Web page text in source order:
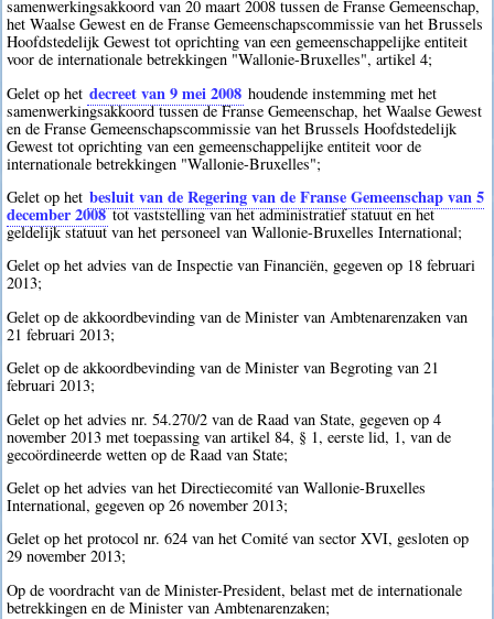
samenwerkingsakkoord van 20 maart 2008 tussen de Franse Gemeenschap,
het Waalse Gewest en de Franse Gemeenschapscommissie van het Brussels
Hoofdstedelijk Gewest tot oprichting van een gemeenschappelijke entiteit
voor de internationale betrekkingen "Wallonie-Bruxelles", artikel 4;
Gelet op het decreet van 9 mei 2008 houdende instemming met het
samenwerkingsakkoord tussen de Franse Gemeenschap, het Waalse Gewest
en de Franse Gemeenschapscommissie van het Brussels Hoofdstedelijk
Gewest tot oprichting van een gemeenschappelijke entiteit voor de
internationale betrekkingen "Wallonie-Bruxelles";
Gelet op het besluit van de Regering van de Franse Gemeenschap van 5
december 2008tot vaststelling van het administratief statuut en het
geldelijk statuut van het personeel van Wallonie-Bruxelles International;
Gelet op het advies van de Inspectie van Financiën, gegeven op 18 februari
2013;
Gelet op de akkoordbevinding van de Minister van Ambtenarenzaken van
21 februari 2013;
Gelet op de akkoordbevinding van de Minister van Begroting van 21
februari 2013;
Gelet op het advies nr. 54.270/2 van de Raad van State, gegeven op 4
november 2013 met toepassing van artikel 84, § 1, eerste lid, 1, van de
gecoördineerde wetten op de Raad van State;
Gelet op het advies van het Directiecomité van Wallonie-Bruxelles
International, gegeven op 26 november 2013;
Gelet op het protocol nr. 624 van het Comité van sector XVI, gesloten op
29 november 2013;
Op de voordracht van de Minister-President, belast met de internationale
betrekkingen en de Minister van Ambtenarenzaken;